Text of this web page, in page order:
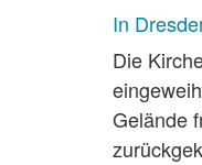
In
Die
Gelände